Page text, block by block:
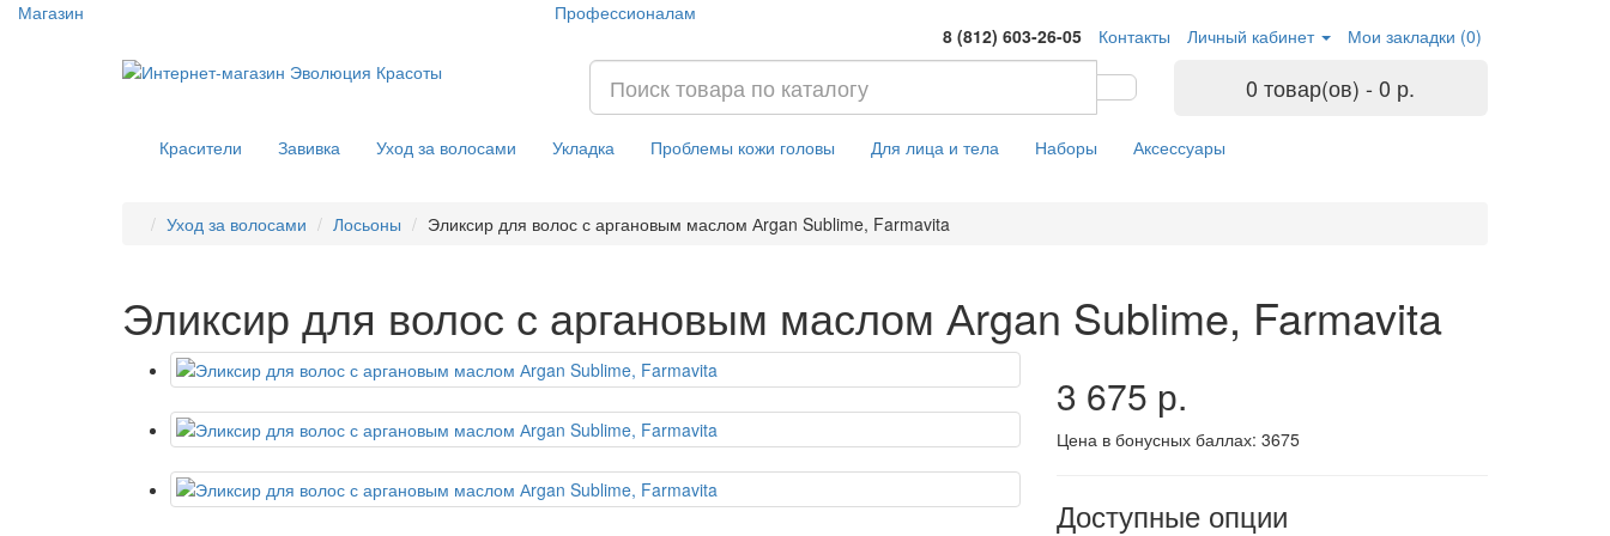
Магазин
Профессионалам
8 (812) 603-26-05
Контакты Личный кабинет Мои закладки (0)
0 товар(ов) - 0 р.
Красители Завивка Уход за волосами Укладка Проблемы кожи головы Для лица и тела Наборы Аксессуары
Уход за волосами Лосьоны Эликсир для волос с аргановым маслом Аrgan Sublime, Farmavita
Эликсир для волос с аргановым маслом Аrgan Sublime, Farmavita
3 675 р.
Цена в бонусных баллах: 3675
Доступные опции